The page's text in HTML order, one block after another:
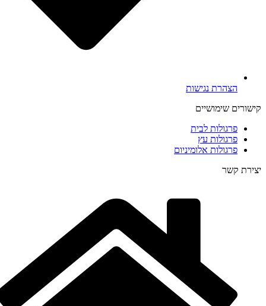
הצהרת נגישות
קישורים שימושיים
פרגולות לבית
פרגולות עץ
פרגולות אלומיניום
יצירת קשר